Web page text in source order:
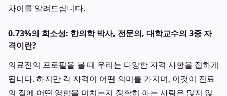
차이를 알려드립니다.
0.73%의 희소성: 한의학 박사, 전문의, 대학교수의 3중 자
격이란?
의료진의 프로필을 볼 때 우리는 다양한 자격 사항을 접하게
됩니다. 하지만 각 자격이 어떤 의미를 가지며, 이것이 진료
의 질에 어떤 영향을 미치는지 정확히 아는 사람은 많지 않